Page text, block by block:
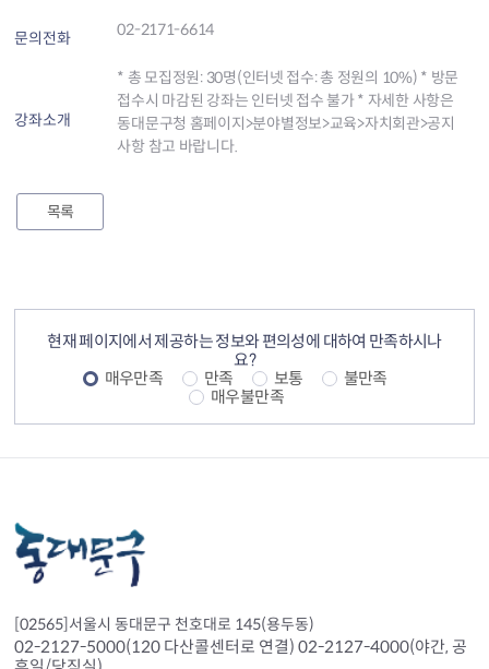
문의전화 02-2171-6614
강좌소개
* 총 모집정원: 30명(인터넷 접수: 총 정원의 10%) * 방문
접수시 마감된 강좌는 인터넷 접수 불가 * 자세한 사항은
동대문구청 홈페이지>분야별정보>교육>자치회관>공지
사항 참고 바랍니다.
목록
현재 페이지에서 제공하는 정보와 편의성에 대하여 만족하시나
요?
매우만족
만족 보통
불만족
매우불만족
[02565]서울시 동대문구 천호대로 145(용두동)
02-2127-5000(120 다산콜센터로 연결) 02-2127-4000(야간, 공